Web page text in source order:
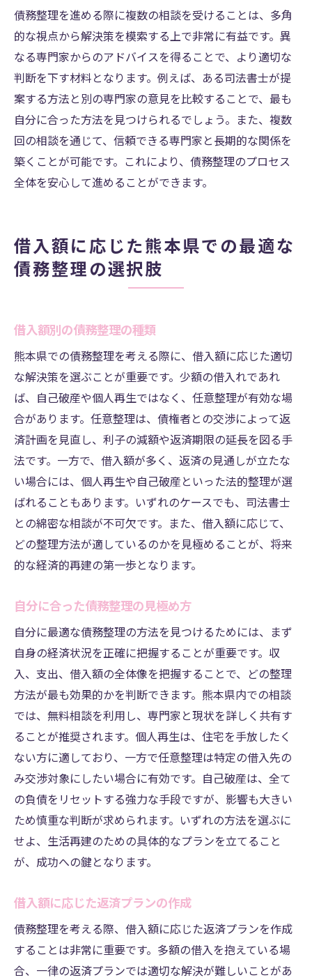
債務整理を進める際に複数の相談を受けることは、多角
的な視点から解決策を模索する上で非常に有益です。異
なる専門家からのアドバイスを得ることで、より適切な
判断を下す材料となります。例えば、ある司法書士が提
案する方法と別の専門家の意見を比較することで、最も
自分に合った方法を見つけられるでしょう。また、複数
回の相談を通じて、信頼できる専門家と長期的な関係を
築くことが可能です。これにより、債務整理のプロセス
全体を安心して進めることができます。
借入額に応じた熊本県での最適な
債務整理の選択肢
借入額別の債務整理の種類
熊本県での債務整理を考える際に、借入額に応じた適切
な解決策を選ぶことが重要です。少額の借入れであれ
ば、自己破産や個人再生ではなく、任意整理が有効な場
合があります。任意整理は、債権者との交渉によって返
済計画を見直し、利子の減額や返済期限の延長を図る手
法です。一方で、借入額が多く、返済の見通しが立たな
い場合には、個人再生や自己破産といった法的整理が選
ばれることもあります。いずれのケースでも、司法書士
との綿密な相談が不可欠です。また、借入額に応じて、
どの整理方法が適しているのかを見極めることが、将来
的な経済的再建の第一歩となります。
自分に合った債務整理の見極め方
自分に最適な債務整理の方法を見つけるためには、まず
自身の経済状況を正確に把握することが重要です。収
入、支出、借入額の全体像を把握することで、どの整理
方法が最も効果的かを判断できます。熊本県内での相談
では、無料相談を利用し、専門家と現状を詳しく共有す
ることが推奨されます。個人再生は、住宅を手放したく
ない方に適しており、一方で任意整理は特定の借入先の
み交渉対象にしたい場合に有効です。自己破産は、全て
の負債をリセットする強力な手段ですが、影響も大きい
ため慎重な判断が求められます。いずれの方法を選ぶに
せよ、生活再建のための具体的なプランを立てること
が、成功への鍵となります。
借入額に応じた返済プランの作成
債務整理を考える際、借入額に応じた返済プランを作成
することは非常に重要です。多額の借入を抱えている場
合、一律の返済プランでは適切な解決が難しいことがあ